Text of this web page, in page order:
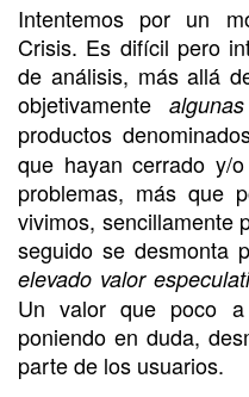
Intentemos por un
Crisis. Es difícil pero
de análisis, más allá
objetivamente algunas
productos
que hayan cerrado y/
problemas, más que
vivimos, sencillamente
seguido se desmonta
elevado valor
Un valor que poco
poniendo en duda,
parte de los usuarios.